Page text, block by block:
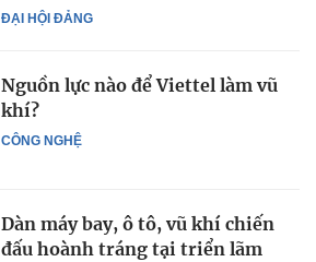
ĐẠI HỘI ĐẢNG
CÔNG NGHỆ
Nguồn lực nào để Viettel làm vũ
khí?
Dàn máy bay, ô tô, vũ khí chiến
đấu hoành tráng tại triển lãm